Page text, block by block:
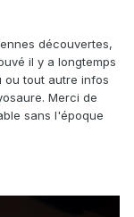
découvertes,
il y a longtemps
ou tout autre infos
Merci de
sans l'époque